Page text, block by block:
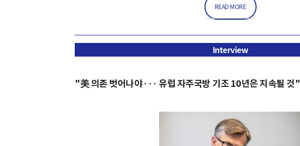
READ MORE
Interview
"美 의존 벗어나야··· 유럽 자주국방 기조 10년은 지속될 것"